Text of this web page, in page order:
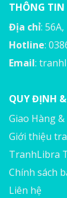
THÔNG TIN
Địa chỉ:
Hotline:
Email:
QUY ĐỊNH
Giao Hàng
Giới thiệu
TranhLibra
Chính sách
Liên hệ